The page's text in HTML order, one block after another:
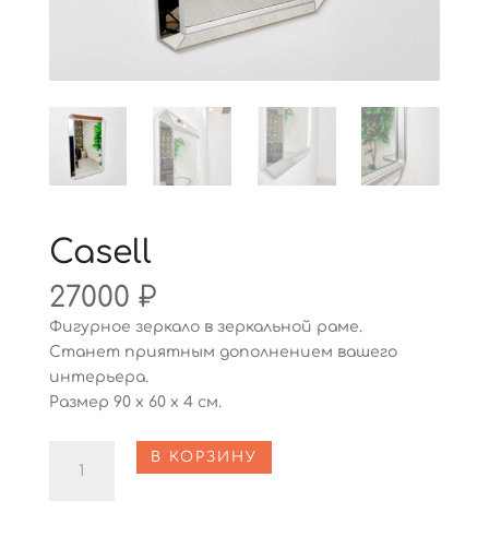
Casell
27000 ₽
Фигурное зеркало в зеркальной раме.
Станет приятным дополнением вашего
интерьера.
Размер 90 х 60 х 4 см.
Casell
В КОРЗИНУ